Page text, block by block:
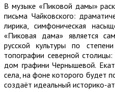
В музыке «Пиковой дамы»
письма Чайковского:
лирика, симфоническая
«Пиковая дама» является
русской культуры по
топографии северной
дом графини Чернышевой.
села, на фоне которого будет
создаёт идеальный историко-